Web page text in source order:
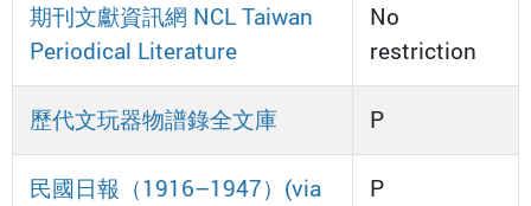
期刊文獻資訊網 NCL Taiwan
Periodical Literature
No
restriction
歷代文玩器物譜錄全文庫 P
民國日報（1916–1947）(via
P